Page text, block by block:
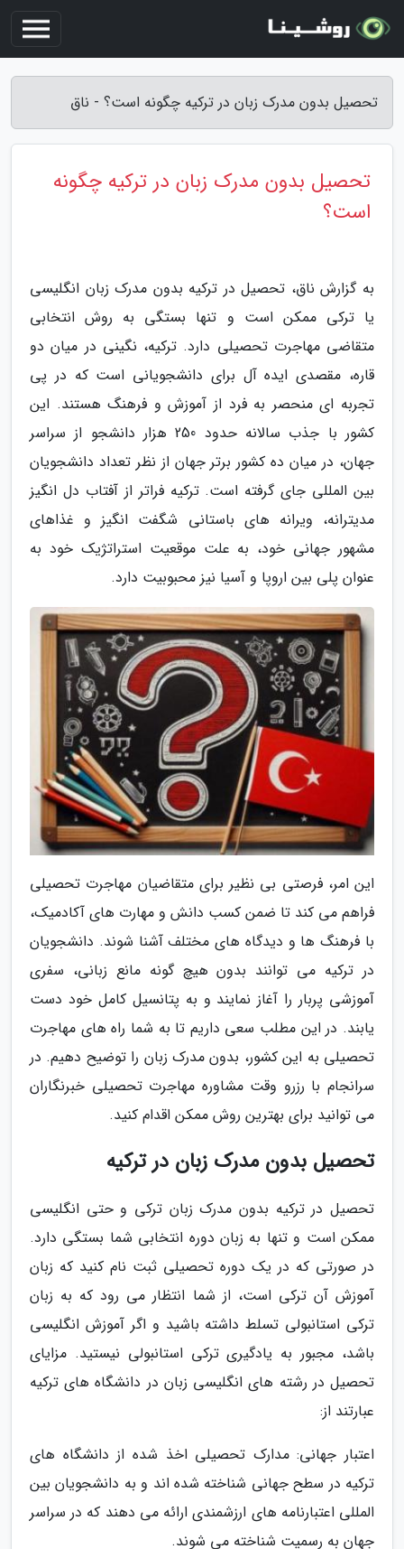
تحصیل بدون مدرک زبان در ترکیه چگونه است؟ - ناق
تحصیل بدون مدرک زبان در ترکیه چگونه
است؟
به گزارش ناق، تحصیل در ترکیه بدون مدرک زبان انگلیسی
یا ترکی ممکن است و تنها بستگی به روش انتخابی
متقاضی مهاجرت تحصیلی دارد. ترکیه، نگینی در میان دو
قاره، مقصدی ایده آل برای دانشجویانی است که در پی
تجربه ای منحصر به فرد از آموزش و فرهنگ هستند. این
کشور با جذب سالانه حدود 250 هزار دانشجو از سراسر
جهان، در میان ده کشور برتر جهان از نظر تعداد دانشجویان
بین المللی جای گرفته است. ترکیه فراتر از آفتاب دل انگیز
مدیترانه، ویرانه های باستانی شگفت انگیز و غذاهای
مشهور جهانی خود، به علت موقعیت استراتژیک خود به
عنوان پلی بین اروپا و آسیا نیز محبوبیت دارد.
این امر، فرصتی بی نظیر برای متقاضیان مهاجرت تحصیلی
فراهم می کند تا ضمن کسب دانش و مهارت های آکادمیک،
با فرهنگ ها و دیدگاه های مختلف آشنا شوند. دانشجویان
در ترکیه می توانند بدون هیچ گونه مانع زبانی، سفری
آموزشی پربار را آغاز نمایند و به پتانسیل کامل خود دست
یابند. در این مطلب سعی داریم تا به شما راه های مهاجرت
تحصیلی به این کشور، بدون مدرک زبان را توضیح دهیم. در
سرانجام با رزرو وقت مشاوره مهاجرت تحصیلی خبرنگاران
می توانید برای بهترین روش ممکن اقدام کنید.
تحصیل بدون مدرک زبان در ترکیه
تحصیل در ترکیه بدون مدرک زبان ترکی و حتی انگلیسی
ممکن است و تنها به زبان دوره انتخابی شما بستگی دارد.
در صورتی که در یک دوره تحصیلی ثبت نام کنید که زبان
آموزش آن ترکی است، از شما انتظار می رود که به زبان
ترکی استانبولی تسلط داشته باشید و اگر آموزش انگلیسی
باشد، مجبور به یادگیری ترکی استانبولی نیستید. مزایای
تحصیل در رشته های انگلیسی زبان در دانشگاه های ترکیه
عبارتند از:
اعتبار جهانی: مدارک تحصیلی اخذ شده از دانشگاه های
ترکیه در سطح جهانی شناخته شده اند و به دانشجویان بین
المللی اعتبارنامه های ارزشمندی ارائه می دهند که در سراسر
جهان به رسمیت شناخته می شوند.